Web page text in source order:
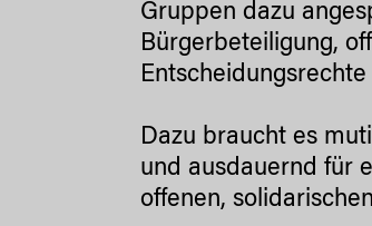
Gruppen dazu
Bürgerbeteiligung,
Dazu braucht es
und ausdauernd für
offenen,